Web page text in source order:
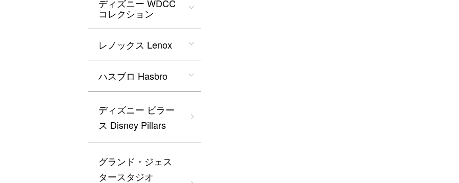
ディズニー WDCC
コレクション
レノックス Lenox
ハスブロ Hasbro
ディズニー ピラー
ス Disney Pillars
グランド・ジェス
タースタジオ